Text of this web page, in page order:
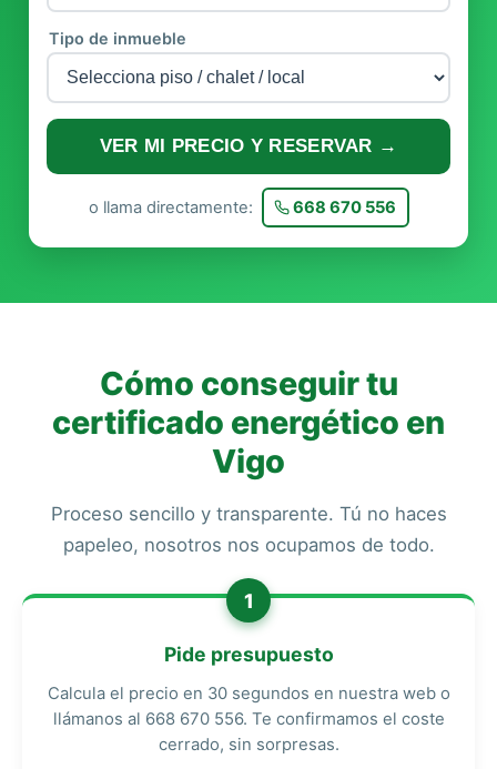
Tipo de inmueble
VER MI PRECIO Y RESERVAR →
o llama directamente: 668 670 556
Cómo conseguir tu
certificado energético en
Vigo
Proceso sencillo y transparente. Tú no haces
papeleo, nosotros nos ocupamos de todo.
1
Pide presupuesto
Calcula el precio en 30 segundos en nuestra web o
llámanos al 668 670 556. Te confirmamos el coste
cerrado, sin sorpresas.